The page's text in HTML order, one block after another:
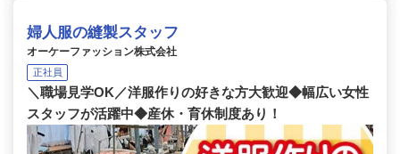
婦人服の縫製スタッフ
オーケーファッション株式会社
正社員
＼職場見学OK／洋服作りの好きな方大歓迎◆幅広い女性
スタッフが活躍中◆産休・育休制度あり！